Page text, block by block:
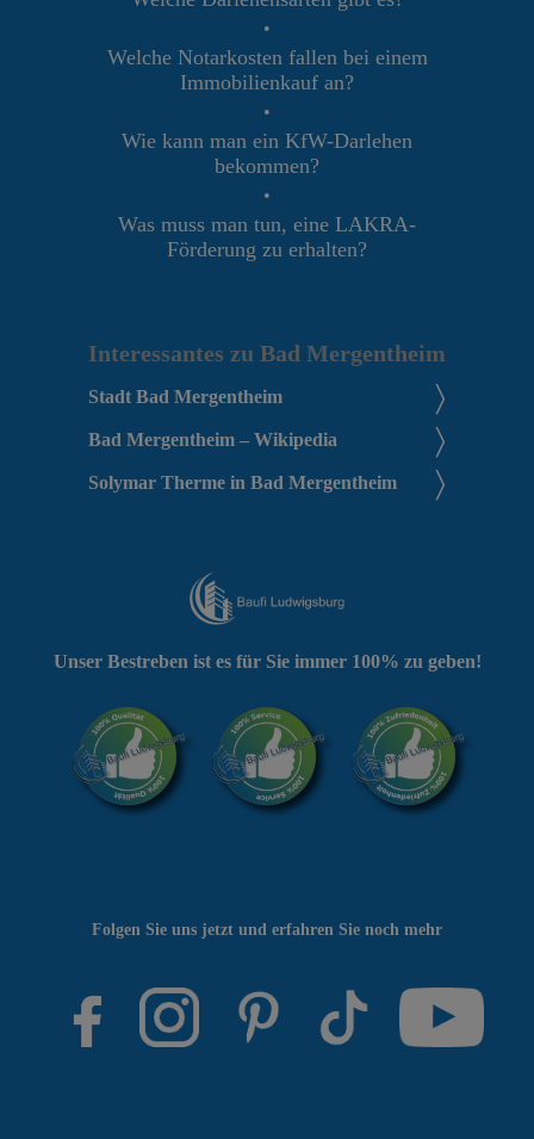
•
Welche Notarkosten fallen bei einem
Immobilienkauf an?
•
Wie kann man ein KfW-Darlehen
bekommen?
•
Was muss man tun, eine LAKRA-
Förderung zu erhalten?
Interessantes zu Bad Mergentheim
Stadt Bad Mergentheim
Bad Mergentheim – Wikipedia
Solymar Therme in Bad Mergentheim
Folgen Sie uns jetzt und erfahren Sie noch mehr
Unser Bestreben ist es für Sie immer 100% zu geben!